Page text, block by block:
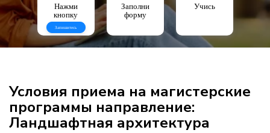
Нажми
кнопку
Запишитесь
Заполни
форму
Учись
Условия приема на магистерские
программы направление:
Ландшафтная архитектура